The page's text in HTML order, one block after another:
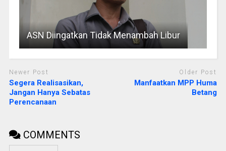
ASN Diingatkan Tidak Menambah Libur
Newer Post
Segera Realisasikan,
Jangan Hanya Sebatas
Perencanaan
Older Post
Manfaatkan MPP Huma
Betang
COMMENTS